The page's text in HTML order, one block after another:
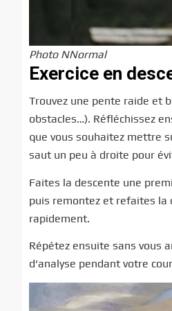
Photo NNormal
Exercice en
Trouvez une pente raide et
obstacles…). Réfléchissez
que vous souhaitez mettre
saut un peu à droite pour
Faites la descente une
puis remontez et refaites la
rapidement.
Répétez ensuite sans vous
d’analyse pendant votre